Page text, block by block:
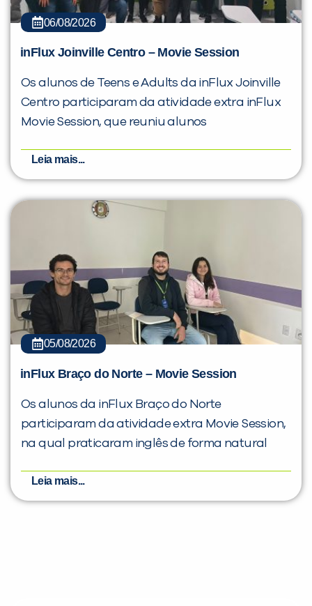
06/08/2026
inFlux Joinville Centro – Movie Session
Os alunos de Teens e Adults da inFlux Joinville
Centro participaram da atividade extra inFlux
Movie Session, que reuniu alunos
Leia mais...
05/08/2026
inFlux Braço do Norte – Movie Session
Os alunos da inFlux Braço do Norte
participaram da atividade extra Movie Session,
na qual praticaram inglês de forma natural
Leia mais...